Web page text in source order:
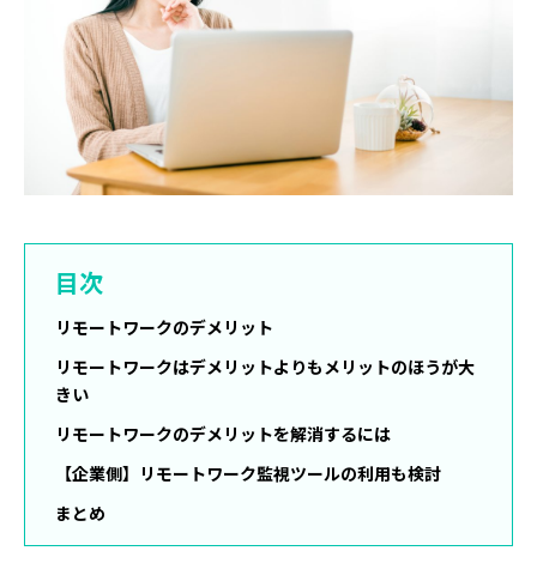
目次
リモートワークのデメリット
リモートワークはデメリットよりもメリットのほうが大
きい
リモートワークのデメリットを解消するには
【企業側】リモートワーク監視ツールの利用も検討
まとめ